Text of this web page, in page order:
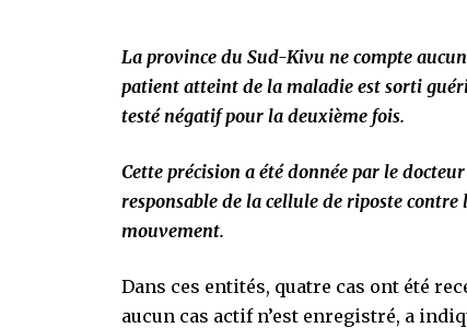
La province du Sud-Kivu ne compte
patient atteint de la maladie est sorti
testé négatif pour la deuxième fois.
Cette précision a été donnée par le
responsable de la cellule de riposte
mouvement.
Dans ces entités, quatre cas ont été
aucun cas actif n’est enregistré, a